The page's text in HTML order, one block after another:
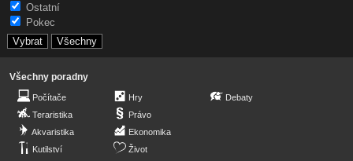
Ostatní
Pokec
Všechny poradny
Počítače
Teraristika
Akvaristika
Kutilství
Hry
Právo
Ekonomika
Život
Debaty